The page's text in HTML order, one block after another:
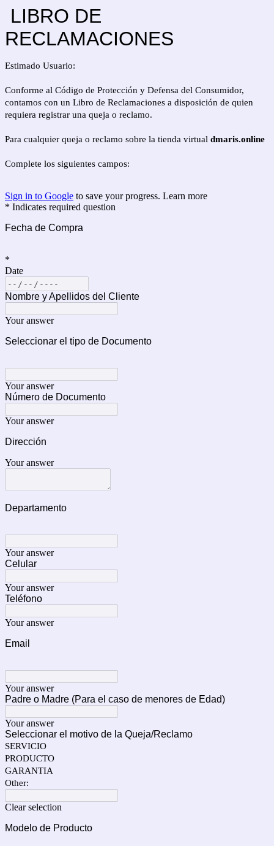
LIBRO DE
RECLAMACIONES
Estimado Usuario:
Conforme al Código de Protección y Defensa del Consumidor,
contamos con un Libro de Reclamaciones a disposición de quien
requiera registrar una queja o reclamo.
Para cualquier queja o reclamo sobre la tienda virtual dmaris.online
Complete los siguientes campos:
Sign in to Google to save your progress. Learn more
* Indicates required question
Fecha de Compra
*
Date
Nombre y Apellidos del Cliente
Your answer
Seleccionar el tipo de Documento
Your answer
Número de Documento
Your answer
Dirección
Your answer
Departamento
Your answer
Celular
Your answer
Teléfono
Your answer
Email
Your answer
Padre o Madre (Para el caso de menores de Edad)
Your answer
Seleccionar el motivo de la Queja/Reclamo
SERVICIO
PRODUCTO
GARANTIA
Other:
Clear selection
Modelo de Producto